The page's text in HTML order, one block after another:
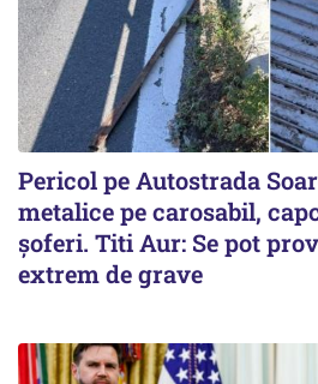
Pericol pe Autostrada
metalice pe carosabil,
șoferi. Titi Aur: Se pot
extrem de grave